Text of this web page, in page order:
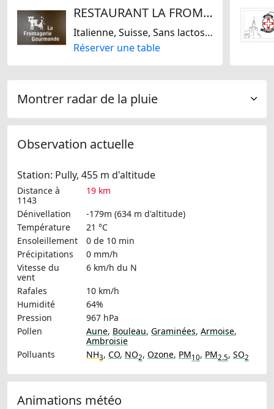
RESTAURANT LA FROMAGERIE GOURMANDE
Italienne, Suisse, Sans lactose, Sans gluten
Réserver une table
Montrer radar de la pluie
Observation actuelle
Station: Pully, 455 m d'altitude
Distance à
1143
19 km
Dénivellation
-179m (634 m d'altitude)
Température
21 °C
Ensoleillement
0 de 10 min
Précipitations
0 mm/h
Vitesse du
vent
6 km/h du N
Rafales
10 km/h
Humidité
64%
Pression
967 hPa
Pollen
Aune, Bouleau, Graminées, Armoise,
Ambroisie
Polluants
NH3, CO, NO2, Ozone, PM10, PM2.5, SO2
Animations météo